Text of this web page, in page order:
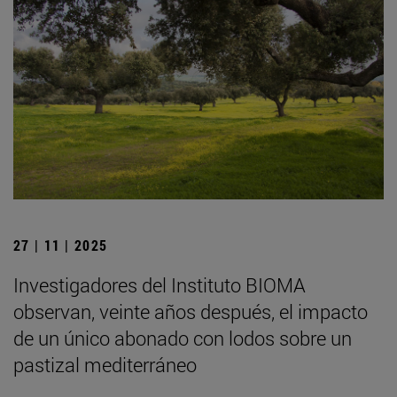
27 | 11 | 2025
Investigadores del Instituto BIOMA
observan, veinte años después, el impacto
de un único abonado con lodos sobre un
pastizal mediterráneo